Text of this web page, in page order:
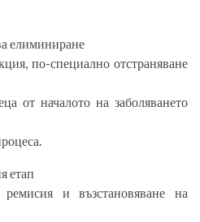
елиминиране
по-специално отстраняване
от началото на заболяването
етап
и възстановяване на